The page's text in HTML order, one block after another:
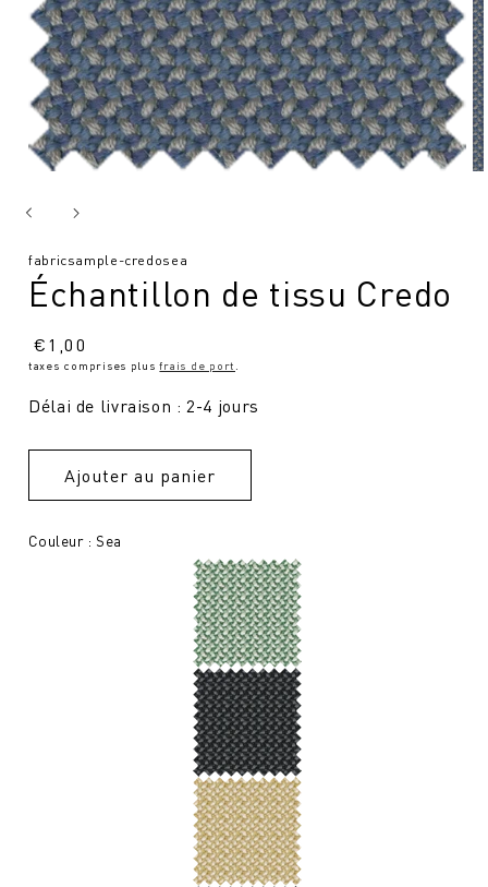
SKU
fabricsample-credosea
Échantillon de tissu Credo
Prix
normal
€1,00
taxes comprises plusfrais de port
Délai de livraison : 2-4 jours
Ajouter au panier
Couleur : Sea